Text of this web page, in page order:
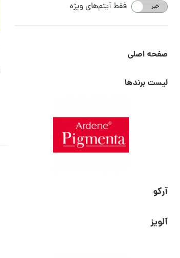
بله خیر فقط آیتم‌های ویژه
صفحه اصلی
لیست برندها
آرکو
آلویز